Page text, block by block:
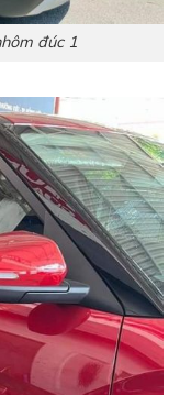
đúc 1